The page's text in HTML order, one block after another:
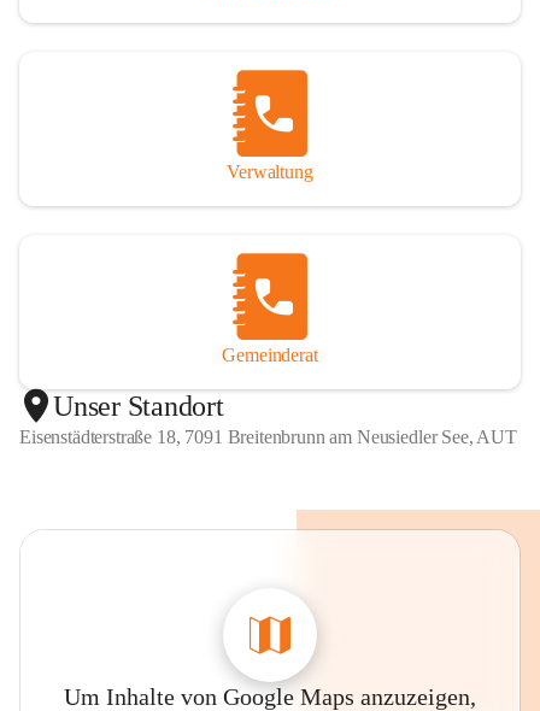
Verwaltung
Gemeinderat
Unser Standort
Eisenstädterstraße 18, 7091 Breitenbrunn am Neusiedler See, AUT
Um Inhalte von Google Maps anzuzeigen,